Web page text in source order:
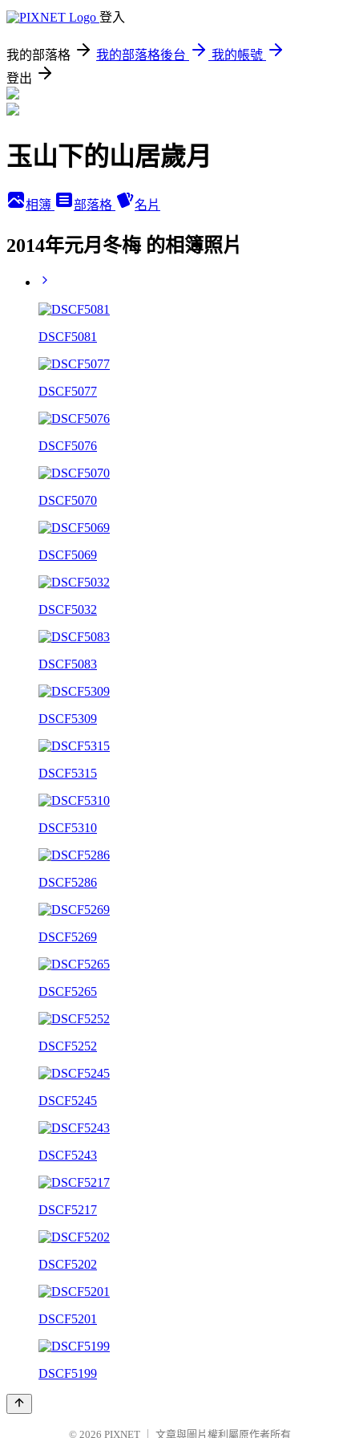
登入
我的部落格 我的部落格後台
我的帳號
登出
玉山下的山居歲月
相簿 部落格 名片
2014年元月冬梅 的相簿照片
DSCF5081
DSCF5077
DSCF5076
DSCF5070
DSCF5069
DSCF5032
DSCF5083
DSCF5309
DSCF5315
DSCF5310
DSCF5286
DSCF5269
DSCF5265
DSCF5252
DSCF5245
DSCF5243
DSCF5217
DSCF5202
DSCF5201
DSCF5199
© 2026 PIXNET 文章與圖片權利屬原作者所有